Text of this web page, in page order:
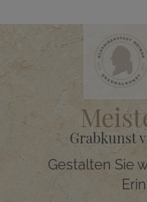
Grabkunst
Gestalten Sie